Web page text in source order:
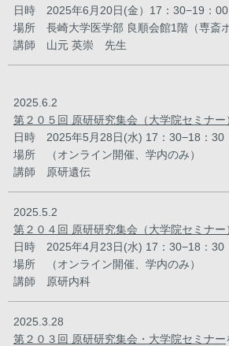
日時 2025年6月20日(金）17：30−19：00
場所 長崎大学医学部 良順会館1階（専斎ホ
講師 山元 英崇 先生
2025.6.2
第２０５回 原研研究集会（大学院セミナー
日時 2025年5月28日(水) 17：30−18：30
場所 （オンライン開催、学内のみ）
講師 原研遺伝
2025.5.2
第２０４回 原研研究集会（大学院セミナー
日時 2025年4月23日(水) 17：30−18：30
場所 （オンライン開催、学内のみ）
講師 原研内科
2025.3.28
第２０３回 原研研究集会・大学院セミナー